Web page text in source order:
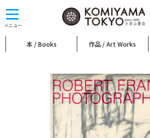
メニュー
toggle
navigation
本 / Books 作品 / Art Works